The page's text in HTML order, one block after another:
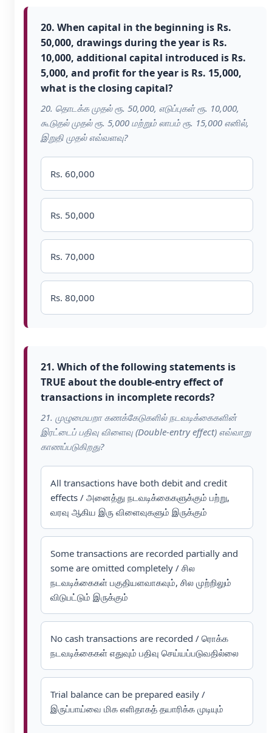
20. When capital in the beginning is Rs.
50,000, drawings during the year is Rs.
10,000, additional capital introduced is Rs.
5,000, and profit for the year is Rs. 15,000,
what is the closing capital?
20. தொடக்க முதல் ரூ. 50,000, எடுப்புகள் ரூ. 10,000,
கூடுதல் முதல் ரூ. 5,000 மற்றும் லாபம் ரூ. 15,000 எனில்,
இறுதி முதல் எவ்வளவு?
Rs. 60,000
Rs. 50,000
Rs. 70,000
Rs. 80,000
21. Which of the following statements is
TRUE about the double-entry effect of
transactions in incomplete records?
21. முழுமையறா கணக்கேடுகளில் நடவடிக்கைகளின்
இரட்டைப் பதிவு விளைவு (Double-entry effect) எவ்வாறு
காணப்படுகிறது?
All transactions have both debit and credit
effects / அனைத்து நடவடிக்கைகளுக்கும் பற்று,
வரவு ஆகிய இரு விளைவுகளும் இருக்கும்
Some transactions are recorded partially and
some are omitted completely / சில
நடவடிக்கைகள் பகுதியளவாகவும், சில முற்றிலும்
விடுபட்டும் இருக்கும்
No cash transactions are recorded / ரொக்க
நடவடிக்கைகள் எதுவும் பதிவு செய்யப்படுவதில்லை
Trial balance can be prepared easily /
இருப்பாய்வை மிக எளிதாகத் தயாரிக்க முடியும்